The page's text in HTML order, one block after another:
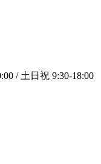
/ 土日祝 9:30-18:00